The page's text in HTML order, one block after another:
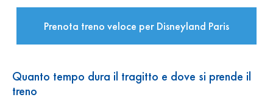
Prenota treno veloce per Disneyland Paris
Quanto tempo dura il tragitto e dove si prende il
treno